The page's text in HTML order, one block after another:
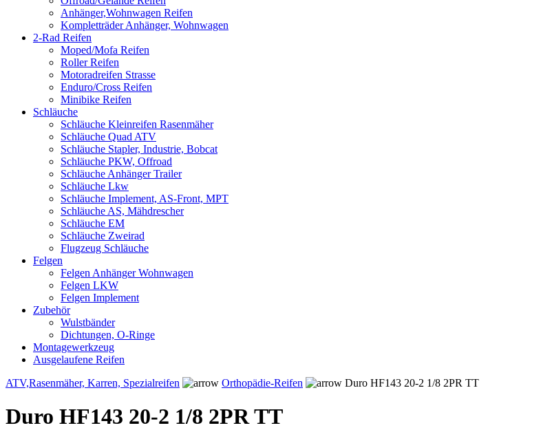
Anhänger,Wohnwagen Reifen
Kompletträder Anhänger, Wohnwagen
2-Rad Reifen
Moped/Mofa Reifen
Roller Reifen
Motoradreifen Strasse
Enduro/Cross Reifen
Minibike Reifen
Schläuche
Schläuche Kleinreifen Rasenmäher
Schläuche Quad ATV
Schläuche Stapler, Industrie, Bobcat
Schläuche PKW, Offroad
Schläuche Anhänger Trailer
Schläuche Lkw
Schläuche Implement, AS-Front, MPT
Schläuche AS, Mähdrescher
Schläuche EM
Schläuche Zweirad
Flugzeug Schläuche
Felgen
Felgen Anhänger Wohnwagen
Felgen LKW
Felgen Implement
Zubehör
Wulstbänder
Dichtungen, O-Ringe
Montagewerkzeug
Ausgelaufene Reifen
ATV,Rasenmäher, Karren, Spezialreifen
Orthopädie-Reifen Duro HF143 20-2 1/8 2PR TT
Duro HF143 20-2 1/8 2PR TT